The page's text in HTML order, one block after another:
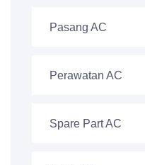
Pasang AC
Perawatan AC
Spare Part AC